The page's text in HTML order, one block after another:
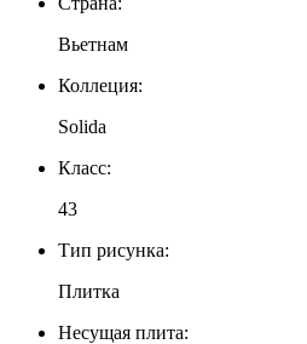
Вьетнам
Коллеция:
Solida
Класс:
43
Тип рисунка:
Плитка
Несущая плита: